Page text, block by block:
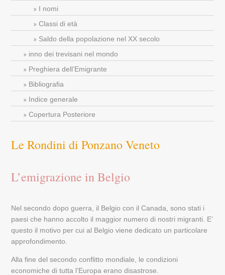
I nomi
Classi di età
Saldo della popolazione nel XX secolo
inno dei trevisani nel mondo
Preghiera dell’Emigrante
Bibliografia
Indice generale
Copertura Posteriore
Le Rondini di Ponzano Veneto
L’emigrazione in Belgio
Nel secondo dopo guerra, il Belgio con il Canada, sono stati i
paesi che hanno accolto il maggior numero di nostri migranti. E’
questo il motivo per cui al Belgio viene dedicato un particolare
approfondimento.
Alla fine del secondo conflitto mondiale, le condizioni
economiche di tutta l’Europa erano disastrose.